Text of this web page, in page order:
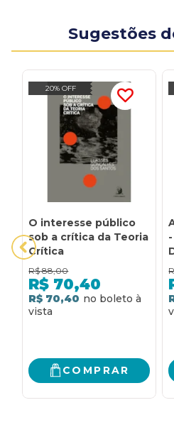
Sugestões
20% OFF
O interesse público
sob a crítica da Teoria
Crítica
R$ 88,00
R$ 70,40
R$ 70,40
COMPRAR